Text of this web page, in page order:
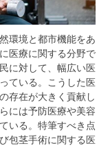
環境と都市機能をあ
医療に関する分野で
に対して、幅広い医
ている。こうした医
存在が大きく貢献し
には予防医療や美容
いる。特筆すべき点
包茎手術に関する医